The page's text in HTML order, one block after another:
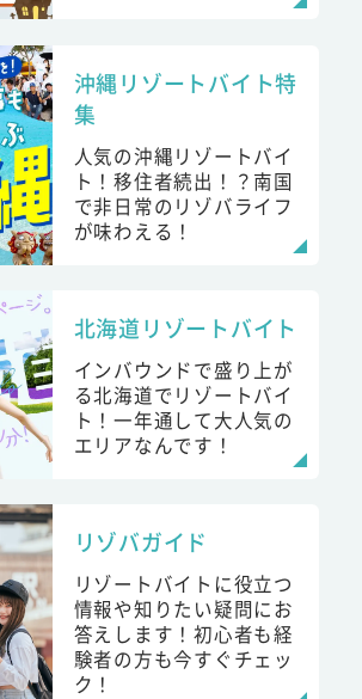
沖縄リゾートバイト特
集
人気の沖縄リゾートバイ
ト！移住者続出！？南国
で非日常のリゾバライフ
が味わえる！
北海道リゾートバイト
インバウンドで盛り上が
る北海道でリゾートバイ
ト！一年通して大人気の
エリアなんです！
リゾバガイド
リゾートバイトに役立つ
情報や知りたい疑問にお
答えします！初心者も経
験者の方も今すぐチェッ
ク！